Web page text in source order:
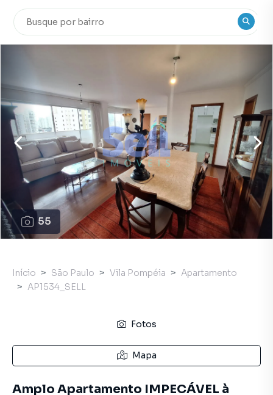
55
Início São Paulo Vila Pompéia
Apartamento
AP1534_SELL
Fotos
Mapa
Amplo Apartamento IMPECÁVEL à